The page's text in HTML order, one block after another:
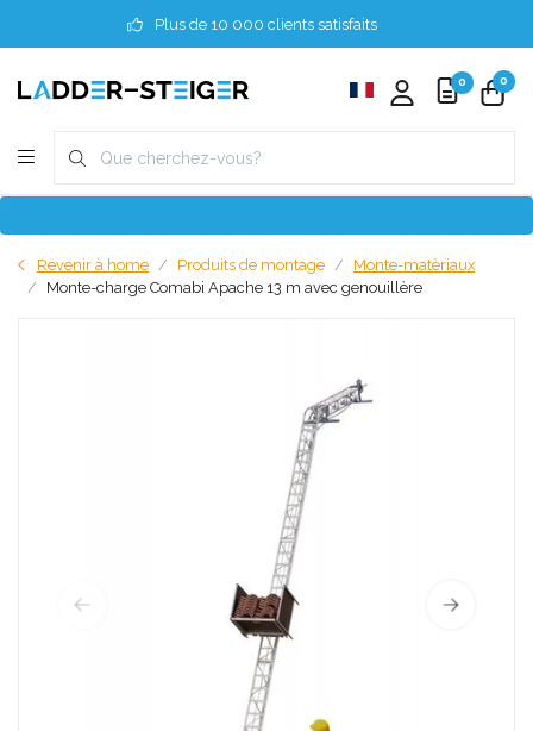
Plus de 10 000 clients satisfaits
0 0
Revenir à home Produits de montage
Monte-matèriaux
Monte-charge Comabi Apache 13 m avec genouillère